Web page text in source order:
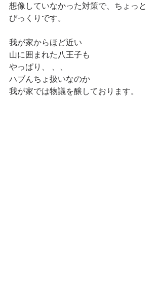
想像していなかった対策で、ちょっと
びっくりです。
我が家からほど近い
山に囲まれた八王子も
やっぱり、 、、
ハブんちょ扱いなのか
我が家では物議を醸しております。